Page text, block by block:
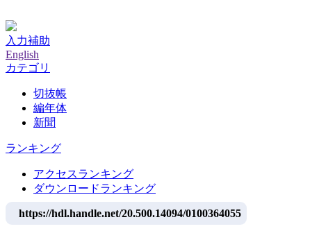
入力補助
English
カテゴリ
切抜帳
編年体
新聞
ランキング
アクセスランキング
ダウンロードランキング
https://hdl.handle.net/20.500.14094/0100364055